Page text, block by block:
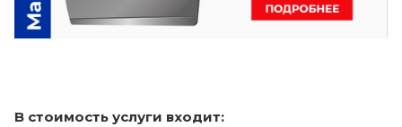
В стоимость услуги входит: